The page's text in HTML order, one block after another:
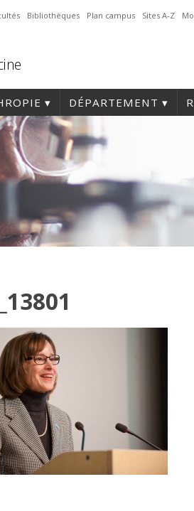
Bibliothèques Plan campus Sites A-Z
DÉPARTEMENT